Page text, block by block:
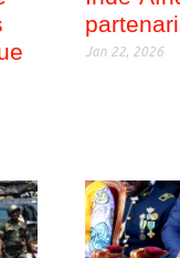
Jan 22, 2026